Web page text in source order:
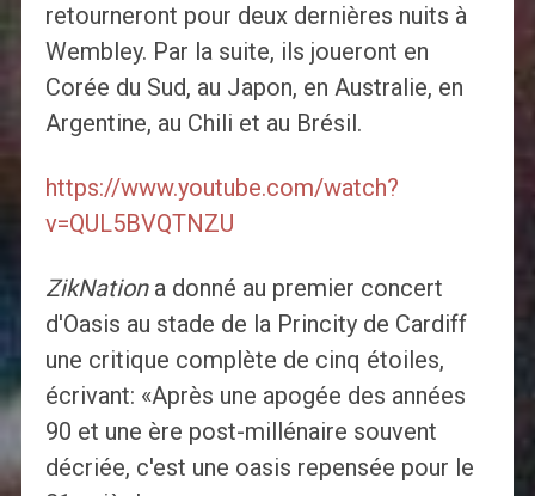
retourneront pour deux dernières nuits à
Wembley. Par la suite, ils joueront en
Corée du Sud, au Japon, en Australie, en
Argentine, au Chili et au Brésil.
https://www.youtube.com/watch?
v=QUL5BVQTNZU
ZikNationa donné au premier concert
d'Oasis au stade de la Princity de Cardiff
une critique complète de cinq étoiles,
écrivant: «Après une apogée des années
90 et une ère post-millénaire souvent
décriée, c'est une oasis repensée pour le